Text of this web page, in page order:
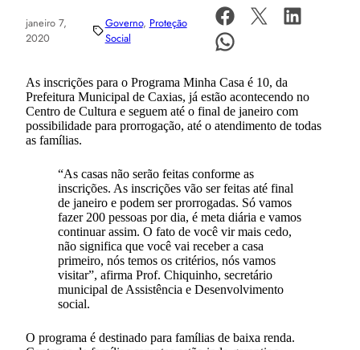
janeiro 7,
2020
Governo, Proteção
Social
As inscrições para o Programa Minha Casa é 10, da
Prefeitura Municipal de Caxias, já estão acontecendo no
Centro de Cultura e seguem até o final de janeiro com
possibilidade para prorrogação, até o atendimento de todas
as famílias.
“As casas não serão feitas conforme as
inscrições. As inscrições vão ser feitas até final
de janeiro e podem ser prorrogadas. Só vamos
fazer 200 pessoas por dia, é meta diária e vamos
continuar assim. O fato de você vir mais cedo,
não significa que você vai receber a casa
primeiro, nós temos os critérios, nós vamos
visitar”, afirma Prof. Chiquinho, secretário
municipal de Assistência e Desenvolvimento
social.
O programa é destinado para famílias de baixa renda.